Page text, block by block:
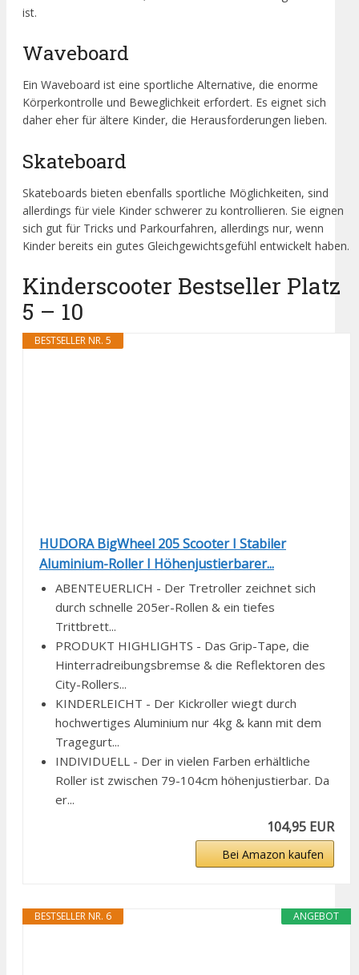
ist.
Waveboard
Ein Waveboard ist eine sportliche Alternative, die enorme
Körperkontrolle und Beweglichkeit erfordert. Es eignet sich
daher eher für ältere Kinder, die Herausforderungen lieben.
Skateboard
Skateboards bieten ebenfalls sportliche Möglichkeiten, sind
allerdings für viele Kinder schwerer zu kontrollieren. Sie eignen
sich gut für Tricks und Parkourfahren, allerdings nur, wenn
Kinder bereits ein gutes Gleichgewichtsgefühl entwickelt haben.
Kinderscooter Bestseller Platz
5 – 10
BESTSELLER NR. 5
HUDORA BigWheel 205 Scooter I Stabiler
Aluminium-Roller I Höhenjustierbarer...
ABENTEUERLICH - Der Tretroller zeichnet sich
durch schnelle 205er-Rollen & ein tiefes
Trittbrett...
PRODUKT HIGHLIGHTS - Das Grip-Tape, die
Hinterradreibungsbremse & die Reflektoren des
City-Rollers...
KINDERLEICHT - Der Kickroller wiegt durch
hochwertiges Aluminium nur 4kg & kann mit dem
Tragegurt...
INDIVIDUELL - Der in vielen Farben erhältliche
Roller ist zwischen 79-104cm höhenjustierbar. Da
er...
104,95 EUR
Bei Amazon kaufen
ANGEBOT
BESTSELLER NR. 6